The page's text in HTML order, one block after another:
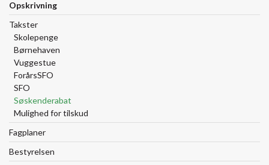
Opskrivning
Takster
Skolepenge
Børnehaven
Vuggestue
ForårsSFO
SFO
Søskenderabat
Mulighed for tilskud
Fagplaner
Bestyrelsen